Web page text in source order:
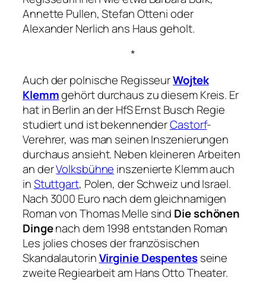
Annette Pullen, Stefan Otteni oder
Alexander Nerlich ans Haus geholt.
*
Auch der polnische RegisseurWojtek
Klemmgehört durchaus zu diesem Kreis. Er
hat in Berlin an der HfS Ernst Busch Regie
studiert und ist bekennenderCastorf-
Verehrer, was man seinen Inszenierungen
durchaus ansieht. Neben kleineren Arbeiten
an derVolksbühne inszenierte Klemm auch
inStuttgart, Polen, der Schweiz und Israel.
Nach 3000 Euro nach dem gleichnamigen
Roman von Thomas Melle sind Die schönen
Dingenach dem 1998 entstanden Roman
Les jolies chosesder französischen
SkandalautorinVirginie Despentesseine
zweite Regiearbeit am Hans Otto Theater.